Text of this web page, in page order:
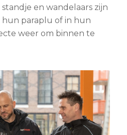
en wandelaars zijn
paraplu of in hun
weer om binnen te